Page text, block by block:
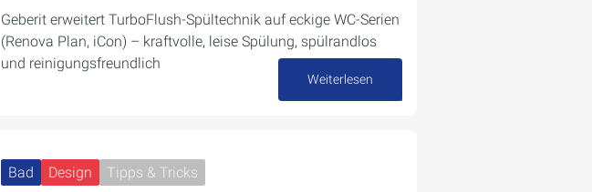
Geberit erweitert TurboFlush-Spültechnik auf eckige WC-Serien
(Renova Plan, iCon) – kraftvolle, leise Spülung, spülrandlos
und reinigungsfreundlich
Weiterlesen
Bad Design Tipps & Tricks